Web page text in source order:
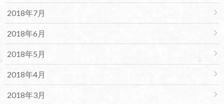
2018年7月
2018年6月
2018年5月
2018年4月
2018年3月